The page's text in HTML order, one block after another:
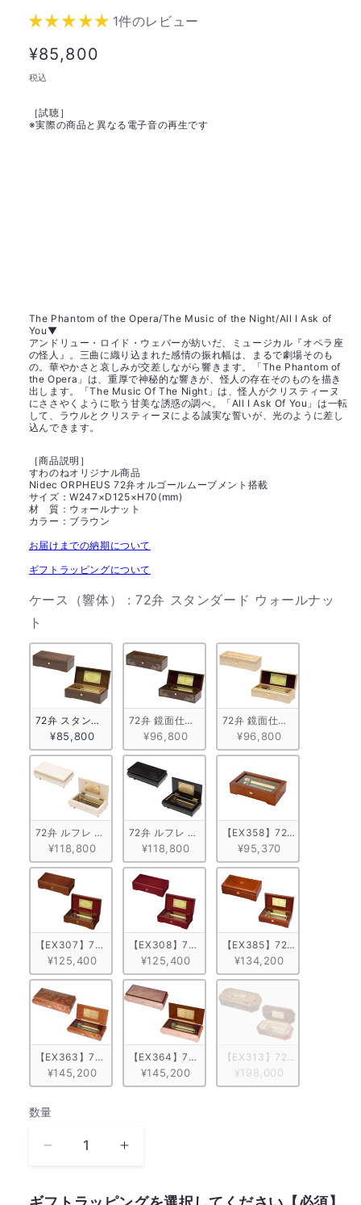
1件のレビュー
通
常
格
¥85,800
税込
［試聴］
※実際の商品と異なる電子音の再生です
The Phantom of the Opera/The Music of the Night/All I Ask of
You▼
アンドリュー・ロイド・ウェバーが紡いだ、ミュージカル『オペラ座
の怪人』。三曲に織り込まれた感情の振れ幅は、まるで劇場そのも
の。華やかさと哀しみが交差しながら響きます。「The Phantom of
the Opera」は、重厚で神秘的な響きが、怪人の存在そのものを描き
出します。「The Music Of The Night」は、怪人がクリスティーヌ
にささやくように歌う甘美な誘惑の調べ。「All I Ask Of You」は一転
して、ラウルとクリスティーヌによる誠実な誓いが、光のように差し
込んできます。
［商品説明］
すわのねオリジナル商品
Nidec ORPHEUS 72弁オルゴールムーブメント搭載
サイズ：W247×D125×H70(mm)
材 質：ウォールナット
カラー：ブラウン
お届けまでの納期について
ギフトラッピングについて
ケース（響体） : 72弁 スタンダード ウォールナッ
ト
72弁 スタンダード ウォールナット
¥85,800
72弁 鏡面仕上げ ウォールナット
¥96,800
72弁 鏡面仕上げ メープル
¥96,800
72弁 ルフレ ホワイト
¥118,800
72弁 ルフレ ブラック
¥118,800
【EX358】72弁 ORPHEUS
¥95,370
【EX307】72弁 ORPHEUS マホガニー　ブラウン
¥125,400
【EX308】72弁 ORPHEUS マホガニー　ワイン
¥125,400
【EX385】72弁 ORPHEUS
¥134,200
【EX363】72弁 ORPHEUS 突板仕上げ　ブラウン
¥145,200
【EX364】72弁 ORPHEUS 突板仕上げ　ピンク
¥145,200
【EX313】72弁 ORPHEUS
¥198,000
数
数量
The